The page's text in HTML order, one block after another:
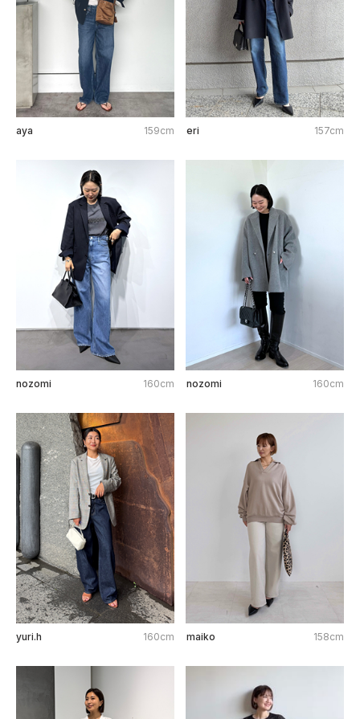
aya 159cm eri 157cm
nozomi 160cm nozomi 160cm
yuri.h 160cm maiko 158cm